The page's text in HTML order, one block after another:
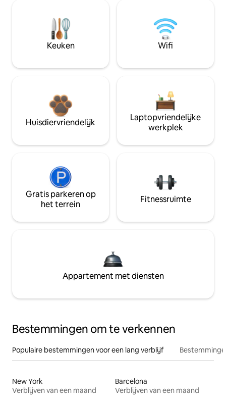
Keuken Wifi
Huisdiervriendelijk
Laptopvriendelijke
werkplek
Gratis parkeren op
het terrein
Fitnessruimte
Appartement met diensten
Bestemmingen om te verkennen
Populaire bestemmingen voor een lang verblijf
New York
Verblijven van een maand
Barcelona
Verblijven van een maand